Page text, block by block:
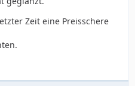
Zeit eine Preisschere